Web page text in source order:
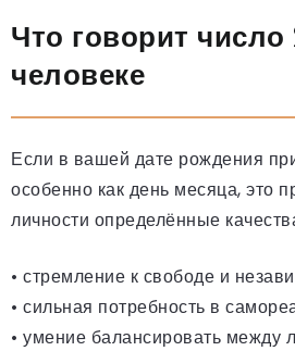
Что говорит число
человеке
Если в вашей дате рождения
особенно как день месяца, это
личности определённые
• стремление к свободе и
• сильная потребность в
• умение балансировать между